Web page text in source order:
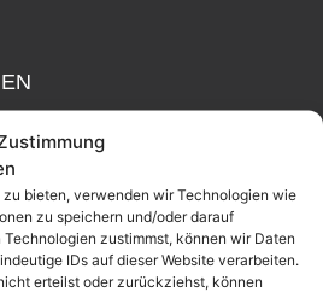
zu bieten, verwenden wir Technologien wie
zu speichern und/oder darauf
zustimmst, können wir Daten
IDs auf dieser Website verarbeiten.
erteilst oder zurückziehst, können